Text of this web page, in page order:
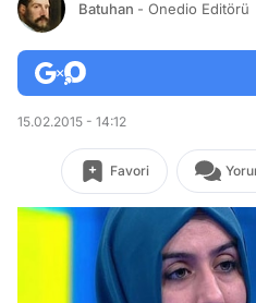
Batuhan - Onedio Editörü
15.02.2015 - 14:12
Favori